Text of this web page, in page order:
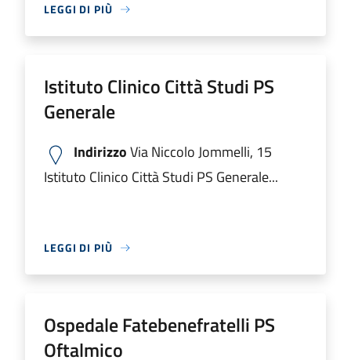
LEGGI DI PIÙ
Istituto Clinico Città Studi PS
Generale
IndirizzoVia Niccolo Jommelli, 15
Istituto Clinico Città Studi PS Generale...
LEGGI DI PIÙ
Ospedale Fatebenefratelli PS
Oftalmico